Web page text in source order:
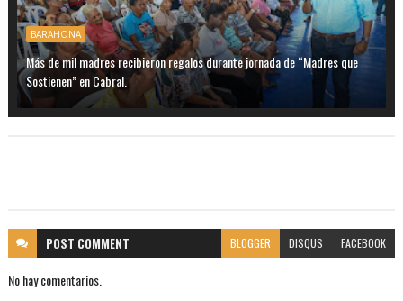
BARAHONA
Más de mil madres recibieron regalos durante jornada de “Madres que
Sostienen” en Cabral.
POST COMMENT BLOGGER DISQUS FACEBOOK
No hay comentarios.